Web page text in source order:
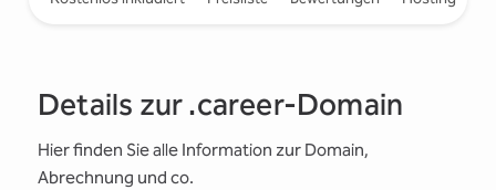
Details zur .career-Domain
Hier finden Sie alle Information zur Domain,
Abrechnung und co.